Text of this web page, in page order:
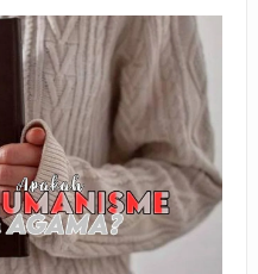
ZAKAT
ZAKAT UANG?
JIKA SEBAB